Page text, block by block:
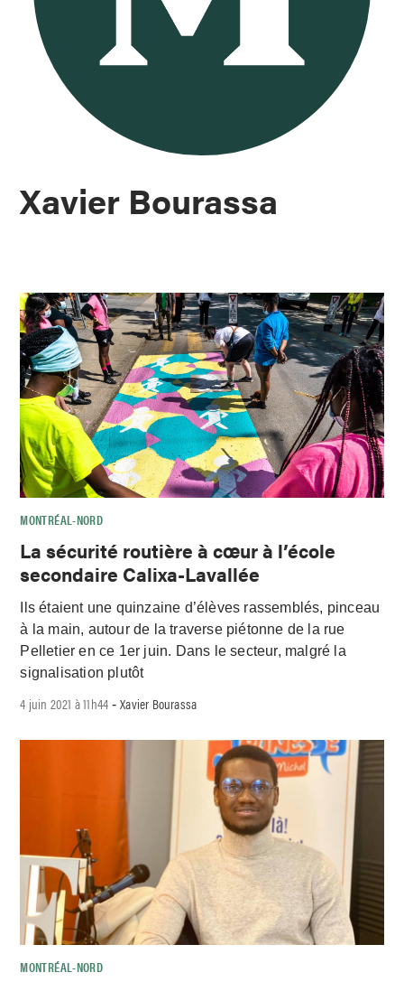
Xavier Bourassa
MONTRÉAL-NORD
La sécurité routière à cœur à l’école
secondaire Calixa-Lavallée
Ils étaient une quinzaine d’élèves rassemblés, pinceau
à la main, autour de la traverse piétonne de la rue
Pelletier en ce 1er juin. Dans le secteur, malgré la
signalisation plutôt
4 juin 2021 à 11h44 -Xavier Bourassa
MONTRÉAL-NORD